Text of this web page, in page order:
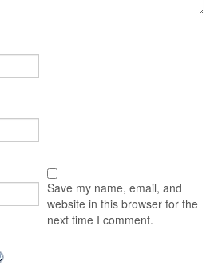
Save my name, email, and
website in this browser for the
next time I comment.